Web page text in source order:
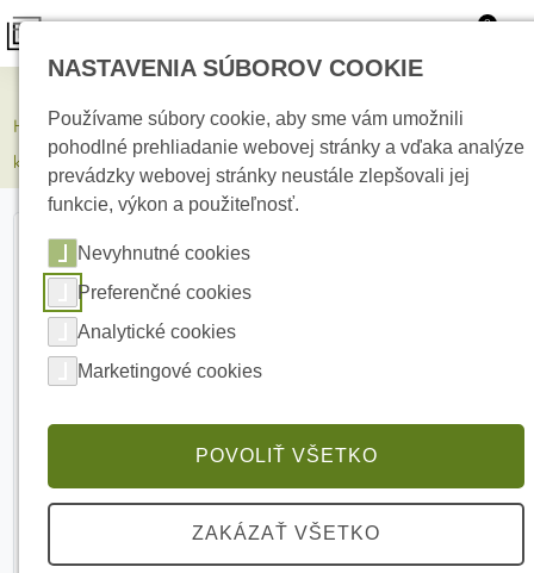
0
HIKVISION iDS-2CD7A46G2/P-IZHSY(6-132mm) 4 Mpx Bullet IP
kamera
NASTAVENIA SÚBOROV COOKIE
Používame súbory cookie, aby sme vám umožnili
pohodlné prehliadanie webovej stránky a vďaka analýze
prevádzky webovej stránky neustále zlepšovali jej
funkcie, výkon a použiteľnosť.
Nevyhnutné cookies
Preferenčné cookies
Analytické cookies
Marketingové cookies
POVOLIŤ VŠETKO
ZAKÁZAŤ VŠETKO